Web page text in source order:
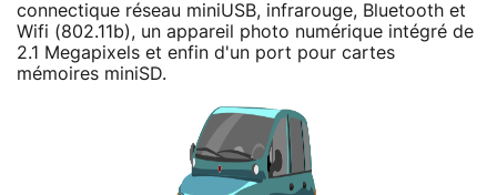
connectique réseau miniUSB, infrarouge, Bluetooth et
Wifi (802.11b), un appareil photo numérique intégré de
2.1 Megapixels et enfin d'un port pour cartes
mémoires miniSD.